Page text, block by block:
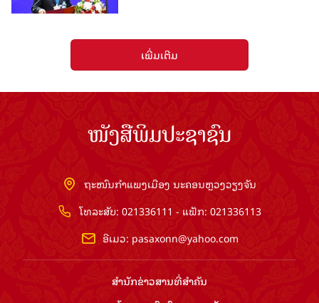
ເພີ່ມເຕີມ
ໜັງສືພິມປະຊາຊົນ
ຖະໜົນກຳແພງເມືອງ ນະຄອນຫຼວງວຽງຈັນ
ໂທລະສັບ: 021336111 - ແຟັກ: 021336113
ອີເມວ: pasaxonn@yahoo.com
ສຳ​ນັກ​ຂ່າວ​ສານ​ທີ່​ສຳ​ຄັນ​